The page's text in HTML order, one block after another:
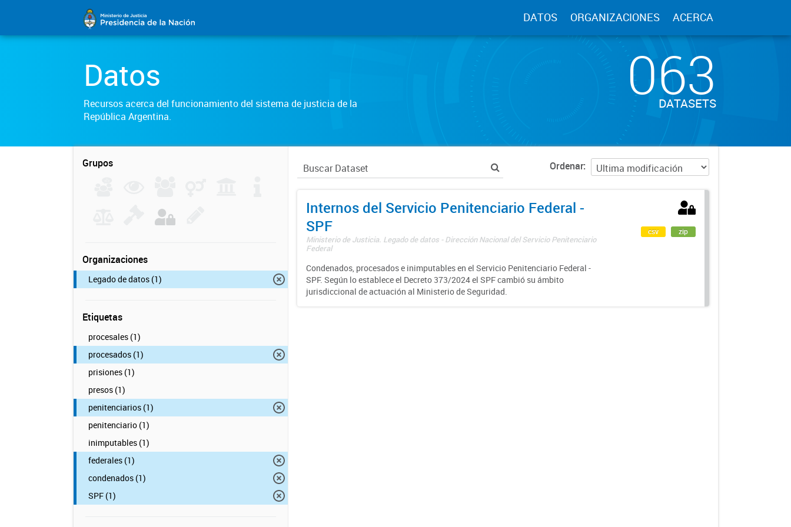
DATOS ORGANIZACIONES ACERCA
Datos
Recursos acerca del funcionamiento del sistema de justicia de la
República Argentina.
063
DATASETS
Grupos
Organizaciones
Legado de datos (1)
Etiquetas
procesales (1)
procesados (1)
prisiones (1)
presos (1)
penitenciarios (1)
penitenciario (1)
inimputables (1)
federales (1)
condenados (1)
SPF (1)
Ordenar
Internos del Servicio Penitenciario Federal -
SPF
Ministerio de Justicia. Legado de datos - Dirección Nacional del Servicio Penitenciario
Federal
Condenados, procesados e inimputables en el Servicio Penitenciario Federal -
SPF. Según lo establece el Decreto 373/2024 el SPF cambió su ámbito
jurisdiccional de actuación al Ministerio de Seguridad.
csv zip